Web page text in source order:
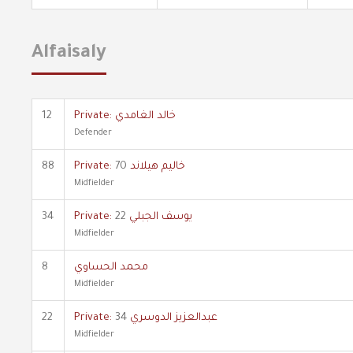
Alfaisaly
12 Private: خالد الغامدي
Defender
88 Private: خاليم هيلاند 70
Midfielder
34 Private: يوسف الجبلي 22
Midfielder
8 محمد الحساوي
Midfielder
22 Private: عبدالعزيز الدوسري 34
Midfielder